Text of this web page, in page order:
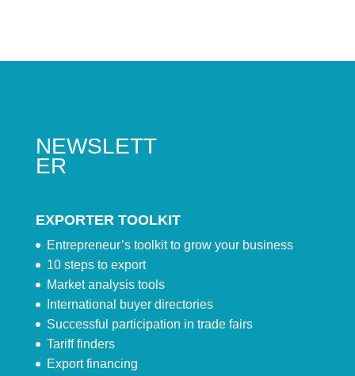
NEWSLETT
ER
EXPORTER TOOLKIT
Entrepreneur’s toolkit to grow your business
10 steps to export
Market analysis tools
International buyer directories
Successful participation in trade fairs
Tariff finders
Export financing